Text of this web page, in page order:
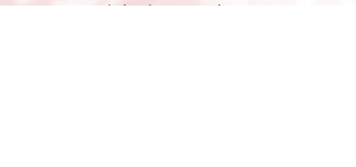
agregar una bolsa de agua caliente para